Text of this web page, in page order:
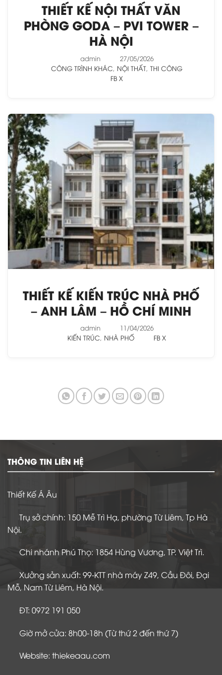
THIẾT KẾ NỘI THẤT VĂN
PHÒNG GODA – PVI TOWER –
HÀ NỘI
admin
27/05/2026
CÔNG TRÌNH KHÁC, NỘI THẤT, THI CÔNG
FB X
THIẾT KẾ KIẾN TRÚC NHÀ PHỐ
– ANH LÂM – HỒ CHÍ MINH
admin
11/04/2026
KIẾN TRÚC, NHÀ PHỐ FB X
THÔNG TIN LIÊN HỆ
Thiết Kế Á Âu
Trụ sở chính: 150 Mễ Trì Hạ, phường Từ Liêm, Tp Hà
Nội.
Chi nhánh Phú Thọ: 1854 Hùng Vương, TP. Việt Trì.
Xưởng sản xuất: 99-KTT nhà máy Z49, Cầu Đôi, Đại
Mỗ, Nam Từ Liêm, Hà Nội.
ĐT: 0972 191 050
Giờ mở cửa: 8h00-18h (Từ thứ 2 đến thứ 7)
Website: thiekeaau.com